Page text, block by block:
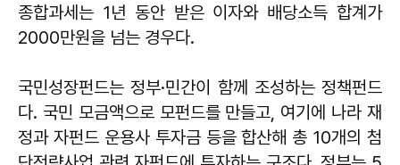
종합과세는 1년 동안 받은 이자와 배당소득 합계가
2000만원을 넘는 경우다.
국민성장펀드는 정부·민간이 함께 조성하는 정책펀드
다. 국민 모금액으로 모펀드를 만들고, 여기에 나라 재
정과 자펀드 운용사 투자금 등을 합산해 총 10개의 첨